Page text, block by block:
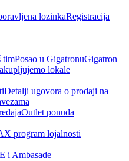
lozinkaRegistracija
timPosao u GigatronuGigatron
lokale
Detalji ugovora o prodaji na
Outlet ponuda
program lojalnosti
i Ambasade